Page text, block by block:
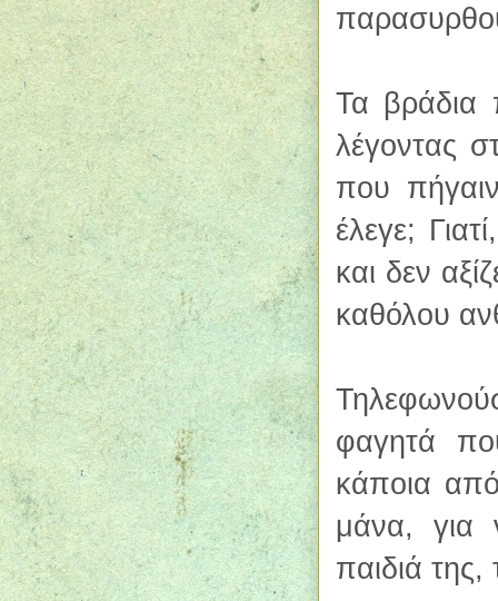
Τα βράδια
λέγοντας
που
έλεγε;
και δεν
καθόλου
φαγητά
κάποια
μάνα, για
παιδιά